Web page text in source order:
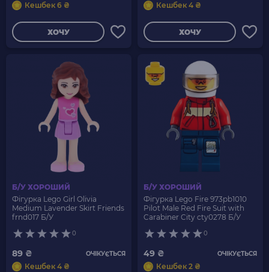
Кешбек 6 ₴
ХОЧУ
Кешбек 4 ₴
ХОЧУ
Б/У ХОРОШИЙ
Фігурка Lego Girl Olivia
Medium Lavender Skirt Friends
frnd017 Б/У
0
89 ₴ ОЧІКУЄТЬСЯ
Кешбек 4 ₴
Б/У ХОРОШИЙ
Фігурка Lego Fire 973pb1010
Pilot Male Red Fire Suit with
Carabiner City cty0278 Б/У
0
49 ₴ ОЧІКУЄТЬСЯ
Кешбек 2 ₴